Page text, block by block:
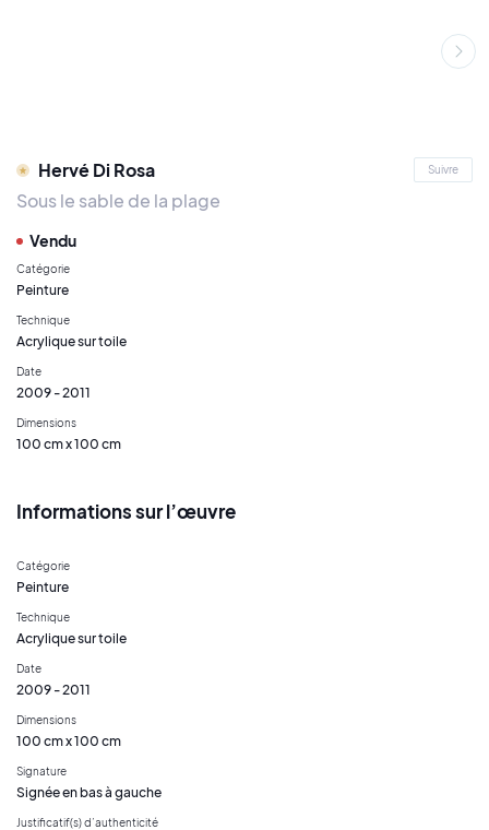
Hervé Di Rosa Suivre
Sous le sable de la plage
Vendu
Catégorie
Peinture
Technique
Acrylique sur toile
Date
2009 - 2011
Dimensions
100 cm x 100 cm
Informations sur l’œuvre
Catégorie
Peinture
Technique
Acrylique sur toile
Date
2009 - 2011
Dimensions
100 cm x 100 cm
Signature
Signée en bas à gauche
Justificatif(s) d’authenticité